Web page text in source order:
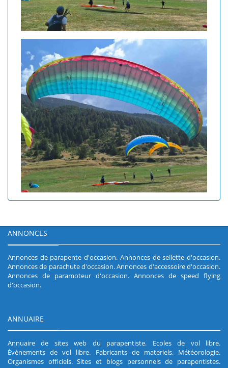
ANNONCES
Annonces de parapente d'occasion. Annonces de sellette d'occasion.
Annonces de parachute d'occasion.Annonces d'accessoire d'occasion.
Annonces de paramoteur d'occasion. Annonces de speed flying
d'occasion.
ANNUAIRE
Annuaire de sites web du parapentiste. Ecoles de vol libre.
Événements de vol libre. Fabricants de materiels. Météorologie.
Organismes officiels.Sites et blogs personnels de parapentistes.